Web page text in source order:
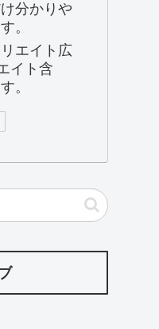
分かりや
。
エイト広
イト含
。